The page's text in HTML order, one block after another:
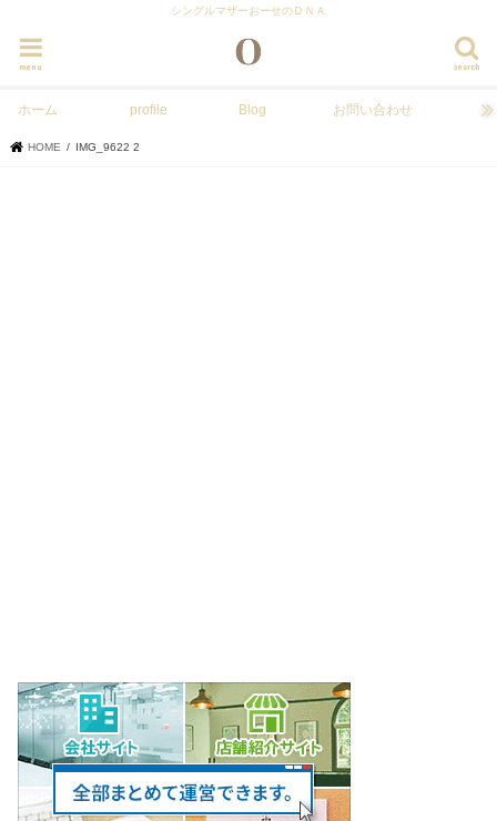
シングルマザーおーせのＤＮＡ
search
menu
ホーム profile Blog お問い合わせ
HOME IMG_9622 2